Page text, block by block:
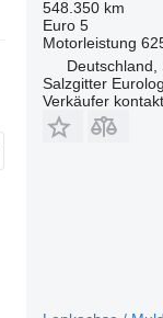
548.350 km
Euro 5
Motorleistung
Deutschland,
Salzgitter
Verkäufer